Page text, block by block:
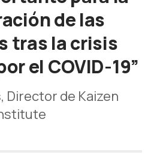
de las
tras la crisis
el COVID-19”
Director de Kaizen